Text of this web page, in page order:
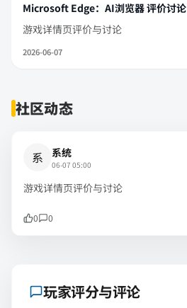
Microsoft Edge：AI浏览器 评价讨论
游戏详情页评价与讨论
2026-06-07
社区动态
系 系统
06-07 05:00
游戏详情页评价与讨论
0 0
玩家评分与评论